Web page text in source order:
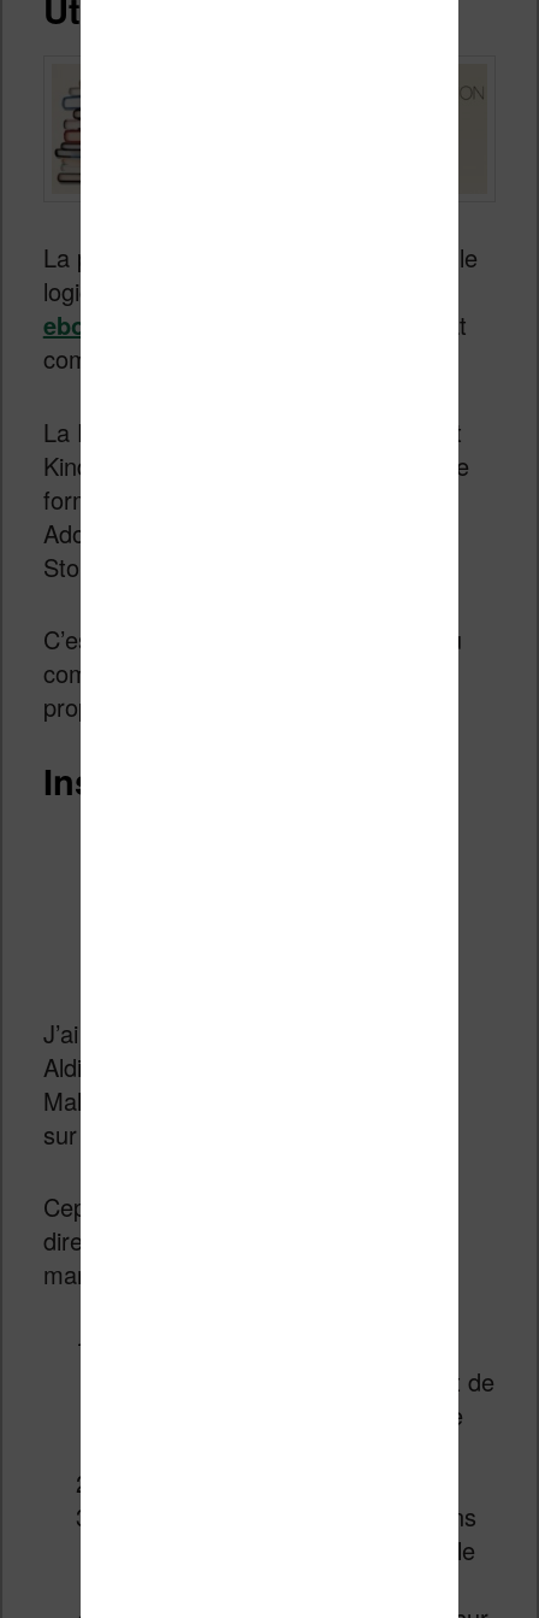
La première solution consiste à utiliser le
logiciel
ebooks
au format epub dans un format
compréhensible par la tablette.
La Fire HD peut tout à fait lire le format
Kindle (encore heureux…) mais aussi le
format PDF en installant l’application
Adobe Acrobat (gratuite depuis l’App
Store).
C’est quand même une solution un peu
compliquée, c’est pourquoi je vous
propose autre chose.
Installer Aldiko
J’ai tout de suite pensé à l’application
Aldiko qui fonctionne bien sur Android.
Malheureusement, on ne la trouve pas
sur l’App Store.
Cependant, il est possible de l’installer
directement depuis Internet. Voici la
marche à suivre :
tablette en glissant depuis le haut de
l’écran et en sélectionnant la roue
activez le paramètre « Applications
de source inconnues » et valider le